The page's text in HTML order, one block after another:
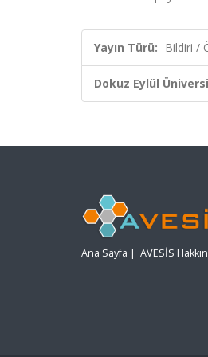
Yayın Türü: Bildiri /
Dokuz Eylül
Ana Sayfa | AVESİS